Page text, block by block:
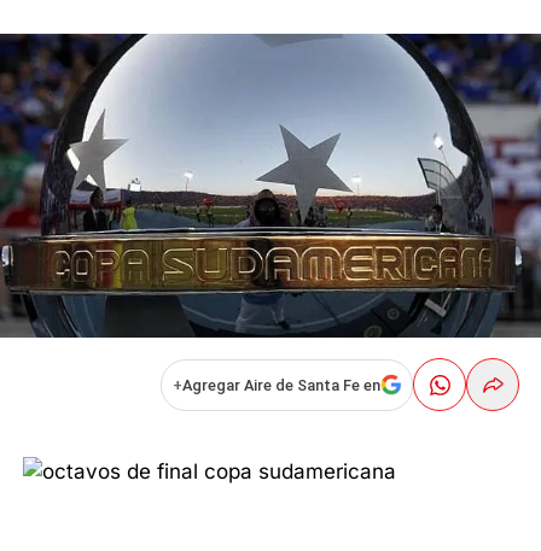
+Agregar Aire de Santa Fe en